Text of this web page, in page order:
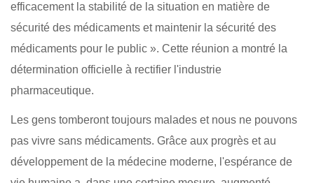
efficacement la stabilité de la situation en matière de
sécurité des médicaments et maintenir la sécurité des
médicaments pour le public ». Cette réunion a montré la
détermination officielle à rectifier l'industrie
pharmaceutique.
Les gens tomberont toujours malades et nous ne pouvons
pas vivre sans médicaments. Grâce aux progrès et au
développement de la médecine moderne, l'espérance de